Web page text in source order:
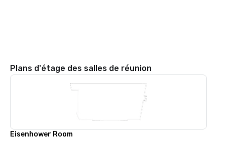
Plans d'étage des salles de réunion
Eisenhower Room